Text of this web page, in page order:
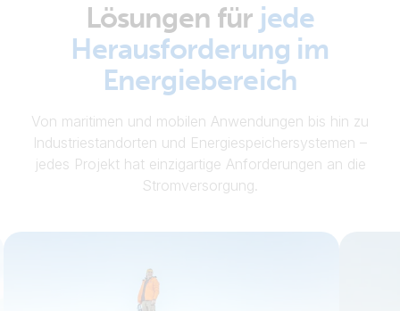
Lösungen für jede
Herausforderung im
Energiebereich
Von maritimen und mobilen Anwendungen bis hin zu
Industriestandorten und Energiespeichersystemen –
jedes Projekt hat einzigartige Anforderungen an die
Stromversorgung.